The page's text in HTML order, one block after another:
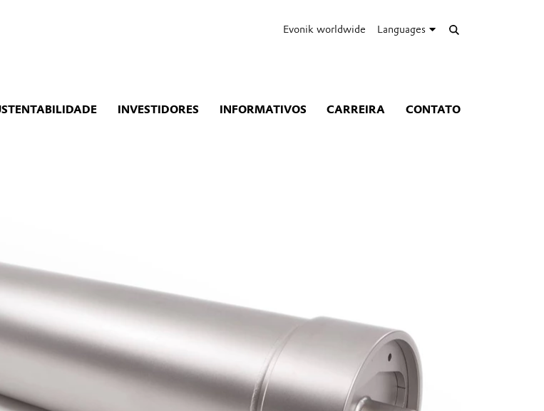
Evonik worldwide Languages
INVESTIDORES INFORMATIVOS CARREIRA CONTATO